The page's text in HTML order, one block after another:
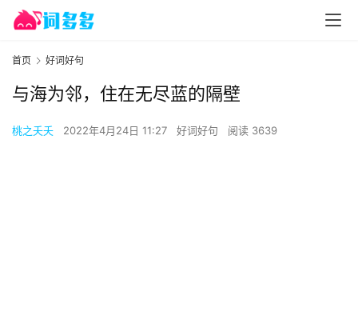
首页 好词好句
与海为邻，住在无尽蓝的隔壁
桃之夭夭 2022年4月24日 11:27 好词好句 阅读 3639